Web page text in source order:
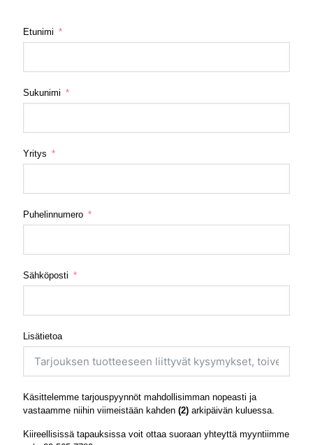
Etunimi
Sukunimi
Yritys
Puhelinnumero
Sähköposti
Lisätietoa
Käsittelemme tarjouspyynnöt mahdollisimman nopeasti ja
vastaamme niihin viimeistään kahden (2) arkipäivän kuluessa.
Kiireellisissä tapauksissa voit ottaa suoraan yhteyttä myyntiimme